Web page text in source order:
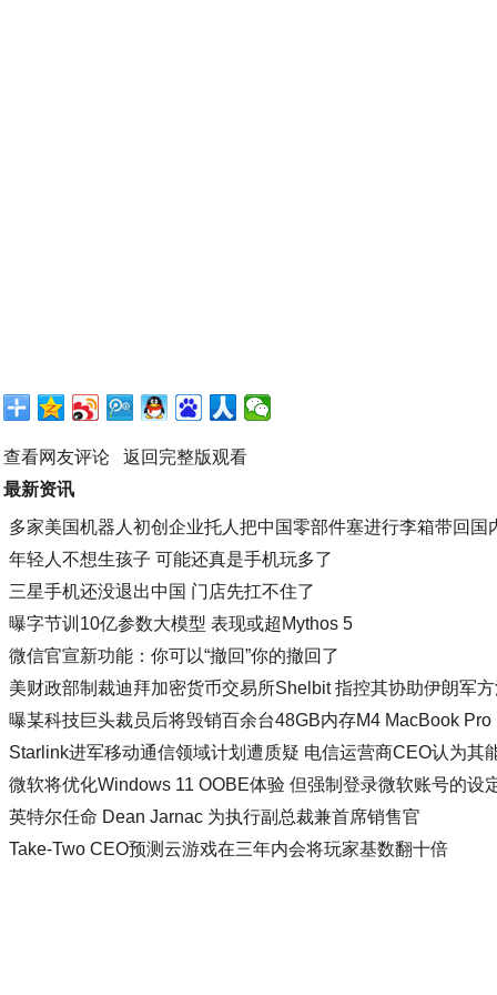
查看网友评论
返回完整版观看
最新资讯
多家美国机器人初创企业托人把中国零部件塞进行李箱带回国
年轻人不想生孩子 可能还真是手机玩多了
三星手机还没退出中国 门店先扛不住了
曝字节训10亿参数大模型 表现或超Mythos 5
微信官宣新功能：你可以“撤回”你的撤回了
美财政部制裁迪拜加密货币交易所Shelbit 指控其协助伊朗军
曝某科技巨头裁员后将毁销百余台48GB内存M4 MacBook Pro
Starlink进军移动通信领域计划遭质疑 电信运营商CEO认为其
微软将优化Windows 11 OOBE体验 但强制登录微软账号的设
英特尔任命 Dean Jarnac 为执行副总裁兼首席销售官
Take-Two CEO预测云游戏在三年内会将玩家基数翻十倍